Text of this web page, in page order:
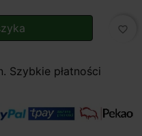
favorite_border
Szybkie płatności